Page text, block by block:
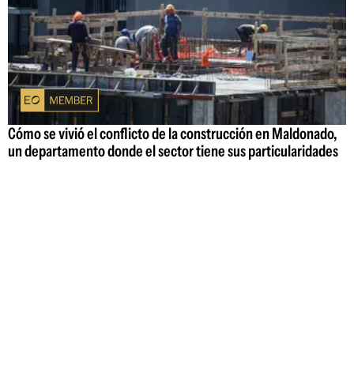
Cómo se vivió el conflicto de la construcción en Maldonado,
un departamento donde el sector tiene sus particularidades